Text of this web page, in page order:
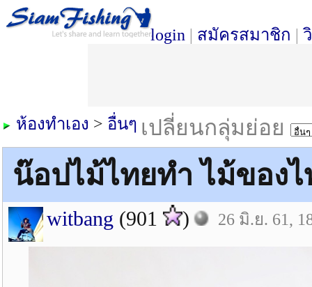
login | สมัครสมาชิก |
เปลี่ยนกลุ่มย่อย
ห้องทำเอง > อื่นๆ
น๊อปไม้ไทยทำ ไม้ของ
witbang (901 ) 26 มิ.ย. 61,